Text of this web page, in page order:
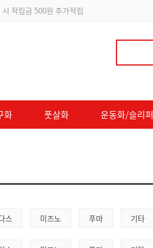
시 적립금 500원 추가적립
화 풋살화 운동화/슬리퍼
스 미즈노 푸마 기타